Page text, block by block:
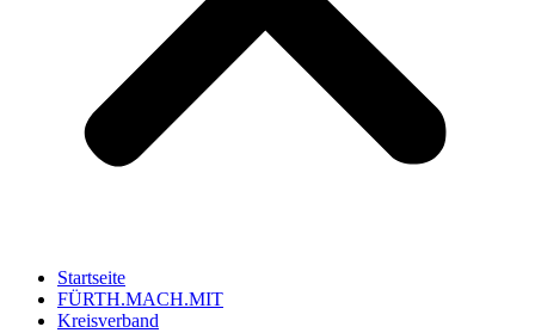
Startseite
FÜRTH.MACH.MIT
Kreisverband